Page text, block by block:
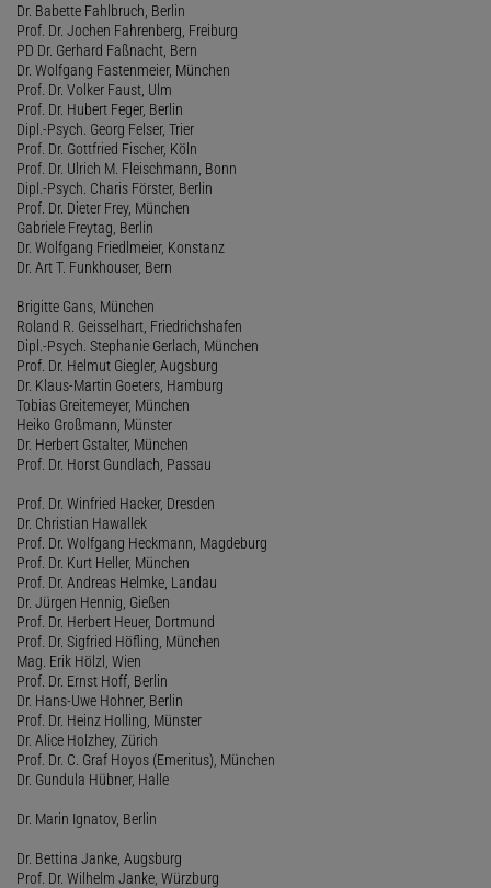
Dr. Babette Fahlbruch, Berlin
Prof. Dr. Jochen Fahrenberg, Freiburg
PD Dr. Gerhard Faßnacht, Bern
Dr. Wolfgang Fastenmeier, München
Prof. Dr. Volker Faust, Ulm
Prof. Dr. Hubert Feger, Berlin
Dipl.-Psych. Georg Felser, Trier
Prof. Dr. Gottfried Fischer, Köln
Prof. Dr. Ulrich M. Fleischmann, Bonn
Dipl.-Psych. Charis Förster, Berlin
Prof. Dr. Dieter Frey, München
Gabriele Freytag, Berlin
Dr. Wolfgang Friedlmeier, Konstanz
Dr. Art T. Funkhouser, Bern
Brigitte Gans, München
Roland R. Geisselhart, Friedrichshafen
Dipl.-Psych. Stephanie Gerlach, München
Prof. Dr. Helmut Giegler, Augsburg
Dr. Klaus-Martin Goeters, Hamburg
Tobias Greitemeyer, München
Heiko Großmann, Münster
Dr. Herbert Gstalter, München
Prof. Dr. Horst Gundlach, Passau
Prof. Dr. Winfried Hacker, Dresden
Dr. Christian Hawallek
Prof. Dr. Wolfgang Heckmann, Magdeburg
Prof. Dr. Kurt Heller, München
Prof. Dr. Andreas Helmke, Landau
Dr. Jürgen Hennig, Gießen
Prof. Dr. Herbert Heuer, Dortmund
Prof. Dr. Sigfried Höfling, München
Mag. Erik Hölzl, Wien
Prof. Dr. Ernst Hoff, Berlin
Dr. Hans-Uwe Hohner, Berlin
Prof. Dr. Heinz Holling, Münster
Dr. Alice Holzhey, Zürich
Prof. Dr. C. Graf Hoyos (Emeritus), München
Dr. Gundula Hübner, Halle
Dr. Marin Ignatov, Berlin
Dr. Bettina Janke, Augsburg
Prof. Dr. Wilhelm Janke, Würzburg